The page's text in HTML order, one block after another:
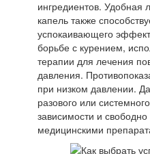
ингредиентов. Удобная
капель также
успокаивающего
борьбе с курением,
терапии для лечения
давления.
при низком давлении.
разового или
зависимости и
медицинскими